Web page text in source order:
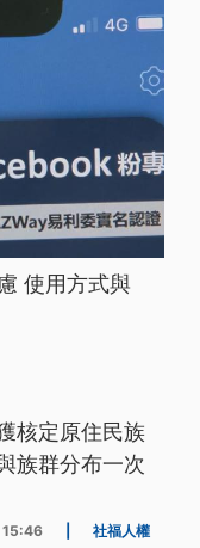
使用方式與
核定原住民族
族群分布一次
社福人權